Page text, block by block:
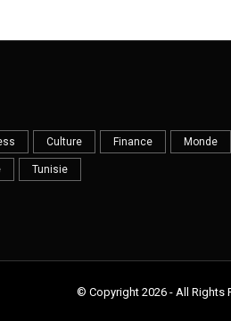
Culture Finance Monde
Tunisie
© Copyright 2026 - All Rights